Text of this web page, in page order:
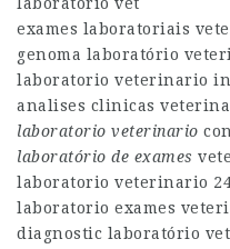
exames laboratoriais
genoma laboratório
laboratorio veterinario
analises clinicas
laboratorio veterinario
laboratório de exames
laboratorio veterinario
laboratorio exames
diagnostic laboratório